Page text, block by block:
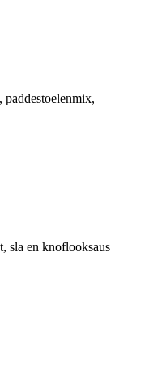
paddestoelenmix,
sla en knoflooksaus